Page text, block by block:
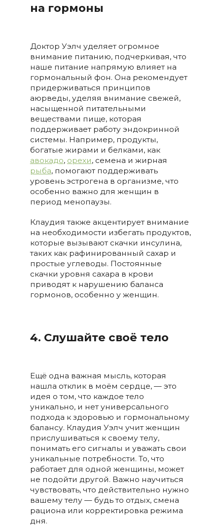
на гормоны
Доктор Уэлч уделяет огромное
внимание питанию, подчеркивая, что
наше питание напрямую влияет на
гормональный фон. Она рекомендует
придерживаться принципов
аюрведы, уделяя внимание свежей,
насыщенной питательными
веществами пище, которая
поддерживает работу эндокринной
системы. Например, продукты,
богатые жирами и белками, как
авокадо, орехи, семена и жирная
рыба, помогают поддерживать
уровень эстрогена в организме, что
особенно важно для женщин в
период менопаузы.
Клаудия также акцентирует внимание
на необходимости избегать продуктов,
которые вызывают скачки инсулина,
таких как рафинированный сахар и
простые углеводы. Постоянные
скачки уровня сахара в крови
приводят к нарушению баланса
гормонов, особенно у женщин.
4. Слушайте своё тело
Ещё одна важная мысль, которая
нашла отклик в моём сердце, — это
идея о том, что каждое тело
уникально, и нет универсального
подхода к здоровью и гормональному
балансу. Клаудия Уэлч учит женщин
прислушиваться к своему телу,
понимать его сигналы и уважать свои
уникальные потребности. То, что
работает для одной женщины, может
не подойти другой. Важно научиться
чувствовать, что действительно нужно
вашему телу — будь то отдых, смена
рациона или корректировка режима
дня.